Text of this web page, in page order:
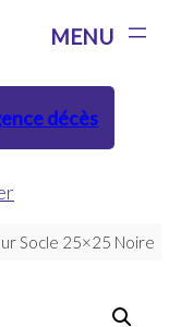
décès
Socle 25×25 Noire